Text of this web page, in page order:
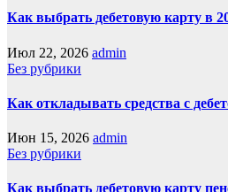
Как выбрать дебетовую карту в
Июл 22, 2026 admin
Без рубрики
Как откладывать средства с
Июн 15, 2026 admin
Без рубрики
Как выбрать дебетовую карту